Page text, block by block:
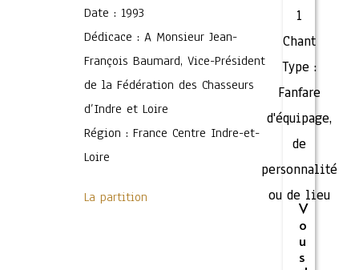
Date : 1993
Dédicace : A Monsieur Jean-
François Baumard, Vice-Président
de la Fédération des Chasseurs
d’Indre et Loire
Région : France Centre Indre-et-
Loire
La partition
1
Chant
Type :
Fanfare
d'équipage,
de
personnalité
ou de lieu
V
o
u
s